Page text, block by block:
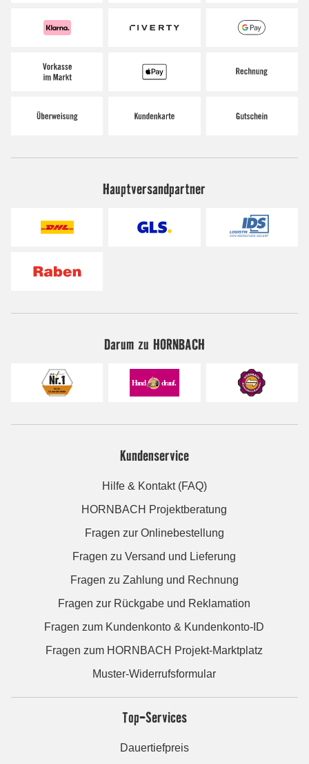
Hauptversandpartner
Darum zu HORNBACH
Kundenservice
Hilfe & Kontakt (FAQ)
HORNBACH Projektberatung
Fragen zur Onlinebestellung
Fragen zu Versand und Lieferung
Fragen zu Zahlung und Rechnung
Fragen zur Rückgabe und Reklamation
Fragen zum Kundenkonto & Kundenkonto-ID
Fragen zum HORNBACH Projekt-Marktplatz
Muster-Widerrufsformular
Top-Services
Dauertiefpreis